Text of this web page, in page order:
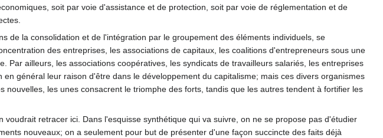
soit par voie d'assistance et de protection, soit par voie de réglementation et de
de la consolidation et de l'intégration par le groupement des éléments individuels, se
des entreprises, les associations de capitaux, les coalitions d'entrepreneurs sous une
ailleurs, les associations coopératives, les syndicats de travailleurs salariés, les entreprises
général leur raison d'être dans le développement du capitalisme; mais ces divers organismes
les unes consacrent le triomphe des forts, tandis que les autres tendent à fortifier les
retracer ici. Dans l'esquisse synthétique qui va suivre, on ne se propose pas d'étudier
nouveaux; on a seulement pour but de présenter d'une façon succincte des faits déjà